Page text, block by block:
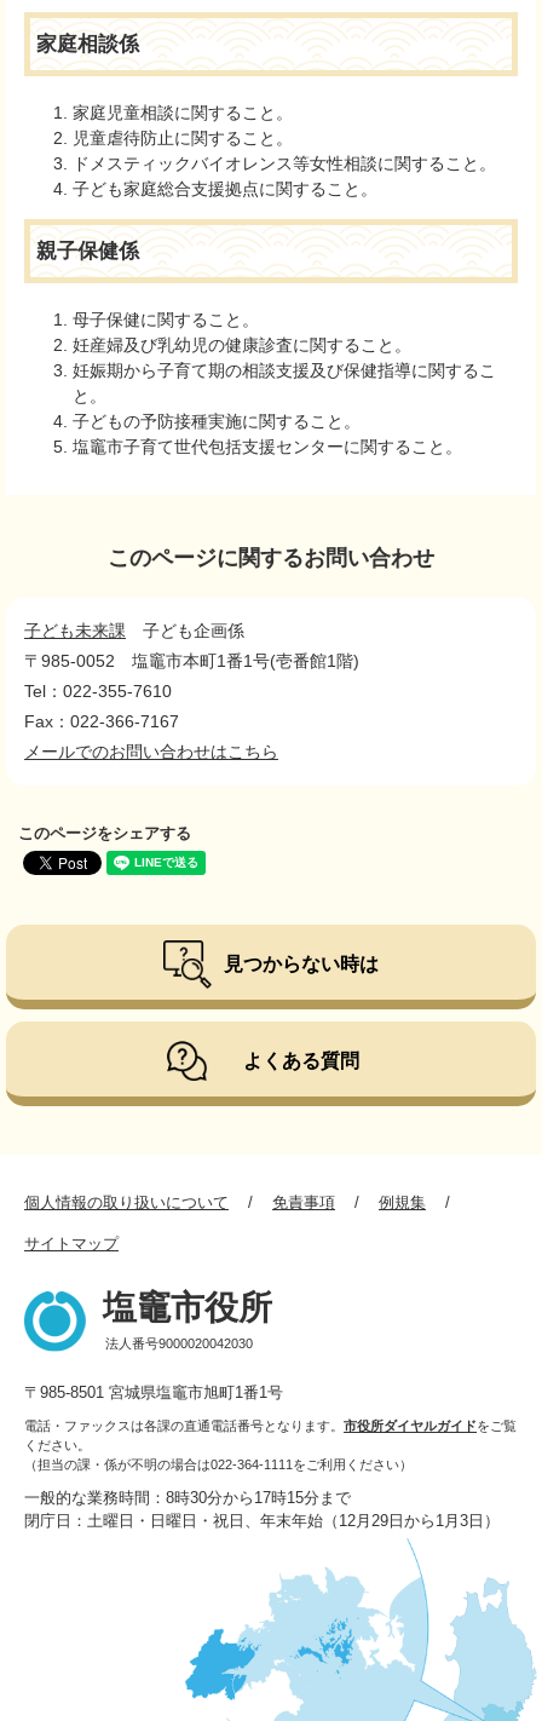
家庭相談係
家庭児童相談に関すること。
児童虐待防止に関すること。
ドメスティックバイオレンス等女性相談に関すること。
子ども家庭総合支援拠点に関すること。
親子保健係
母子保健に関すること。
妊産婦及び乳幼児の健康診査に関すること。
妊娠期から子育て期の相談支援及び保健指導に関するこ
と。
子どもの予防接種実施に関すること。
塩竈市子育て世代包括支援センターに関すること。
このページに関するお問い合わせ
子ども未来課
子ども企画係
〒985-0052
塩竈市本町1番1号(壱番館1階)
Tel：022-355-7610
Fax：022-366-7167
メールでのお問い合わせはこちら
このページをシェアする
見つからない時は
よくある質問
個人情報の取り扱いについて 免責事項 例規集
サイトマップ
塩竈市役所
法人番号9000020042030
〒985-8501 宮城県塩竈市旭町1番1号
電話・ファックスは各課の直通電話番号となります。 市役所ダイヤルガイドをご覧
ください。
（担当の課・係が不明の場合は022-364-1111をご利用ください）
一般的な業務時間：8時30分から17時15分まで
閉庁日：土曜日・日曜日・祝日、年末年始（12月29日から1月3日）